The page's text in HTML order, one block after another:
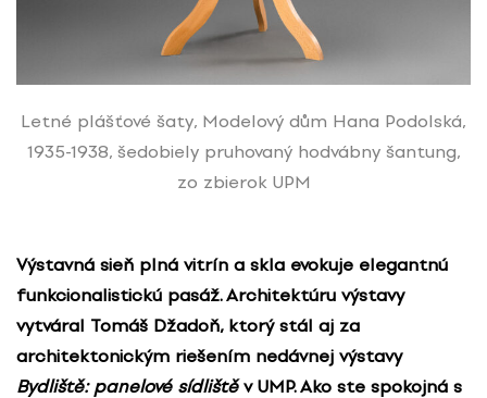
Letné plášťové šaty, Modelový dům Hana Podolská,
1935-1938, šedobiely pruhovaný hodvábny šantung,
zo zbierok UPM
Výstavná sieň plná vitrín a skla evokuje elegantnú
funkcionalistickú pasáž. Architektúru výstavy
vytváral Tomáš Džadoň, ktorý stál aj za
architektonickým riešením nedávnej výstavy
Bydliště: panelové sídlištěv UMP. Ako ste spokojná s